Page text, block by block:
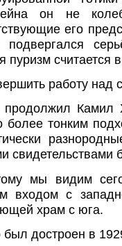
он не
его
подвергался
пуризм считается
работу над
Камил
более тонким
свидетельствами
мы видим
входом с
храм с юга.
достроен в